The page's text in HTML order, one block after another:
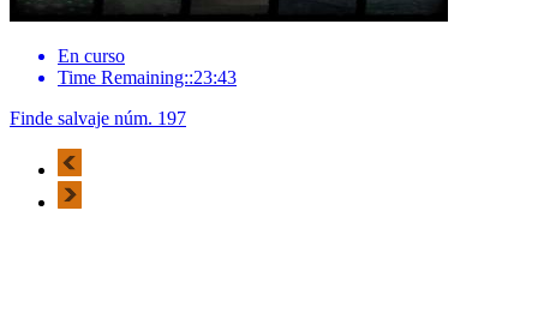
En curso
Time Remaining::23:43
Finde salvaje núm. 197